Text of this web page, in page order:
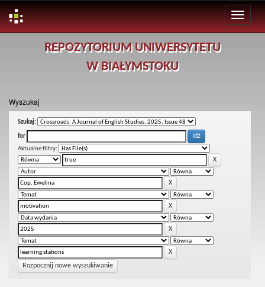
REPOZYTORIUM UNIWERSYTETU
W BIAŁYMSTOKU
Wyszukaj
Szukaj:
for
Aktualne filtry:
Rozpocznij nowe wyszukiwanie